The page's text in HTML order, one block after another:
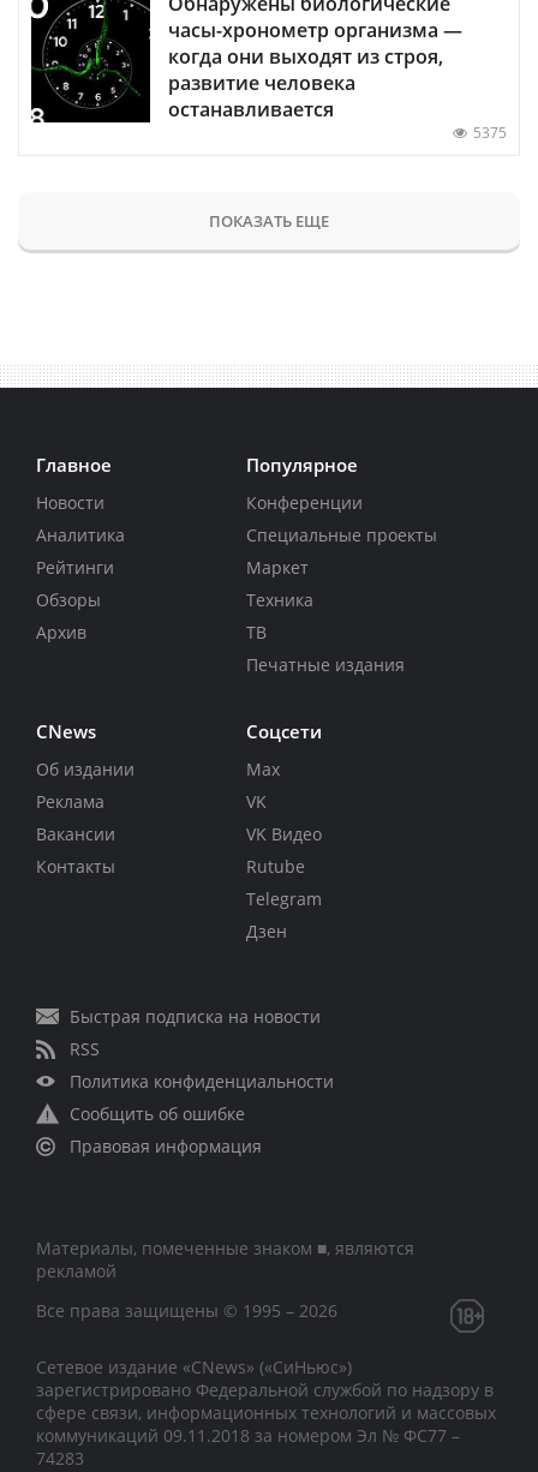
часы-хронометр организма —
когда они выходят из строя,
развитие человека
останавливается
5375
ПОКАЗАТЬ ЕЩЕ
Главное
Новости
Аналитика
Рейтинги
Обзоры
Архив
Популярное
Конференции
Специальные проекты
Маркет
Техника
ТВ
Печатные издания
CNews
Об издании
Реклама
Вакансии
Контакты
Соцсети
Max
VK
VK Видео
Rutube
Telegram
Дзен
Быстрая подписка на новости
RSS
Политика конфиденциальности
Сообщить об ошибке
Правовая информация
Материалы, помеченные знаком ■, являются
рекламой
Все права защищены © 1995 – 2026
Сетевое издание «CNews» («СиНьюс»)
зарегистрировано Федеральной службой по надзору в
сфере связи, информационных технологий и массовых
коммуникаций 09.11.2018 за номером Эл № ФС77 –
74283